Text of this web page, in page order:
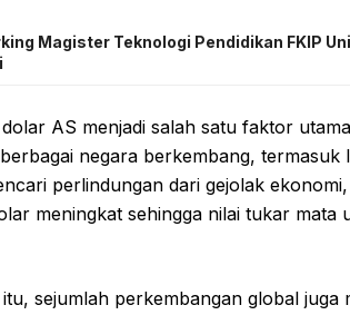
Magister Teknologi Pendidikan FKIP
AS menjadi salah satu faktor
negara berkembang, termasuk
perlindungan dari gejolak
meningkat sehingga nilai tukar mata
sejumlah perkembangan global juga